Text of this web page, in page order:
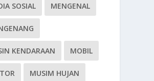
SOSIAL MENGENAL
KENDARAAN MOBIL
MUSIM HUJAN